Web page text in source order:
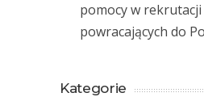
pomocy w
powracających do
Kategorie